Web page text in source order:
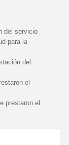
del servicio
para la
del
el
prestaron el